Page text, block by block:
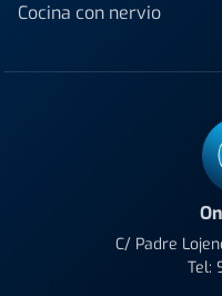
Cocina con nervio
C/ Padre
Tel: